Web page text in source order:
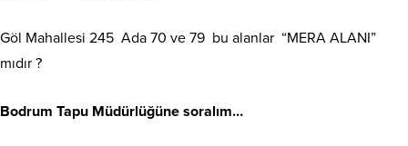
Göl Mahallesi 245 Ada 70 ve 79 bu alanlar “MERA ALANI”
mıdır ?
Bodrum Tapu Müdürlüğüne soralım…